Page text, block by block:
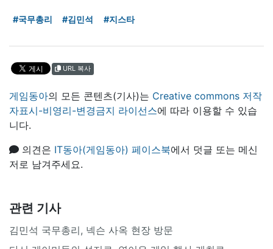
#국무총리 #김민석 #지스타
URL 복사
게임동아의 모든 콘텐츠(기사)는 Creative commons 저작
자표시-비영리-변경금지 라이선스에 따라 이용할 수 있습
니다.
의견은 IT동아(게임동아) 페이스북에서 덧글 또는 메신
저로 남겨주세요.
관련 기사
김민석 국무총리, 넥슨 사옥 현장 방문